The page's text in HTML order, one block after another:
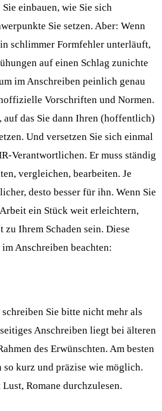
einbauen, wie Sie sich
Sie setzen. Aber: Wenn
schlimmer Formfehler unterläuft,
auf einen Schlag zunichte
im Anschreiben peinlich genau
Vorschriften und Normen.
auf das Sie dann Ihren (hoffentlich)
Und versetzen Sie sich einmal
Verantwortlichen. Er muss ständig
vergleichen, bearbeiten. Je
desto besser für ihn. Wenn Sie
ein Stück weit erleichtern,
Ihrem Schaden sein. Diese
Anschreiben beachten:
Sie bitte nicht mehr als
Anschreiben liegt bei älteren
des Erwünschten. Am besten
so kurz und präzise wie möglich.
Romane durchzulesen.